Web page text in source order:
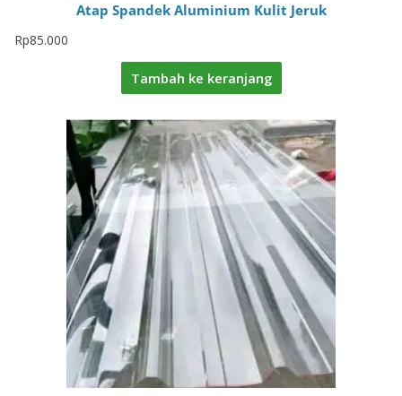
Atap Spandek Aluminium Kulit Jeruk
Rp85.000
Tambah ke keranjang